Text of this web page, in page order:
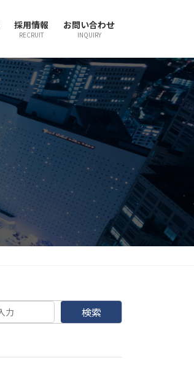
採用情報
RECRUIT
お問い合わせ
INQUIRY
検索